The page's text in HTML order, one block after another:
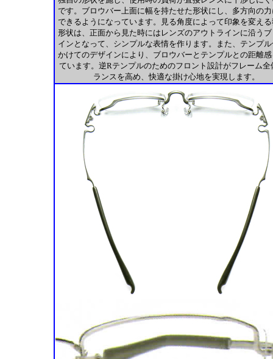
です。ブロウバー上面に幅を持たせた形状にし、多方向の
できるようになっています。見る角度によって印象を変え
形状は、正面から見た時にはレンズのアウトラインに沿う
インとなって、シンプルな表情を作ります。また、テンプ
かけてのデザインにより、ブロウバーとテンプルとの距離
ています。逆Rテンプルのためのフロント設計がフレーム全
ランスを高め、快適な掛け心地を実現します。